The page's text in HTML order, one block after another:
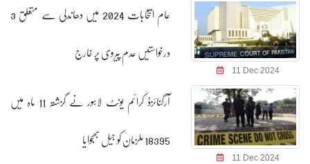
11 Dec 2024
عام انتخابات 2024 میں دھاندلی سے متعلق 3
درخواستیں عدم پیروی پر خارج
11 Dec 2024
آرگنائزڈ کرائم یونٹ لاہور نے گزشتہ 11 ماہ میں
18395 ملزمان کو جیل بھجوایا